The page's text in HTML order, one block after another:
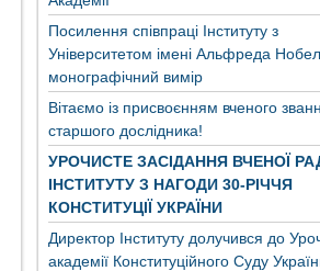
Посилення співпраці Інституту з
Університетом імені Альфреда
монографічний вимір
Вітаємо із присвоєнням вченого
старшого дослідника!
УРОЧИСТЕ ЗАСІДАННЯ ВЧЕНОЇ
ІНСТИТУТУ З НАГОДИ 30-РІЧЧЯ
КОНСТИТУЦІЇ УКРАЇНИ
Директор Інституту долучився до
академії Конституційного Суду